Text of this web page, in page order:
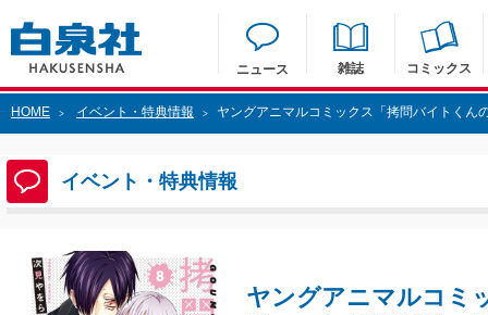
ニュース 雑誌 コミックス
HOME > イベント・特典情報 > ヤングアニマルコミックス「拷問バイトく
イベント・特典情報
ヤングアニマルコミ